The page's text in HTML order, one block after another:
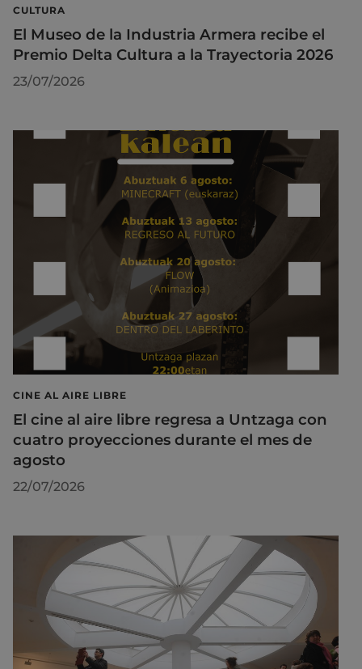
CULTURA
El Museo de la Industria Armera recibe el
Premio Delta Cultura a la Trayectoria 2026
23/07/2026
CINE AL AIRE LIBRE
El cine al aire libre regresa a Untzaga con
cuatro proyecciones durante el mes de
agosto
22/07/2026